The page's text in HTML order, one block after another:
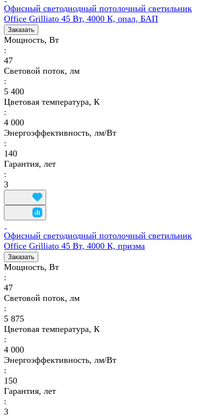
Офисный светодиодный потолочный светильник
Office Grilliato 45 Вт, 4000 К, опал, БАП
Заказать
Мощность, Вт
:
47
Световой поток, лм
:
5 400
Цветовая температура, К
:
4 000
Энергоэффективность, лм/Вт
:
140
Гарантия, лет
:
3
Офисный светодиодный потолочный светильник
Office Grilliato 45 Вт, 4000 К, призма
Заказать
Мощность, Вт
:
47
Световой поток, лм
:
5 875
Цветовая температура, К
:
4 000
Энергоэффективность, лм/Вт
:
150
Гарантия, лет
:
3